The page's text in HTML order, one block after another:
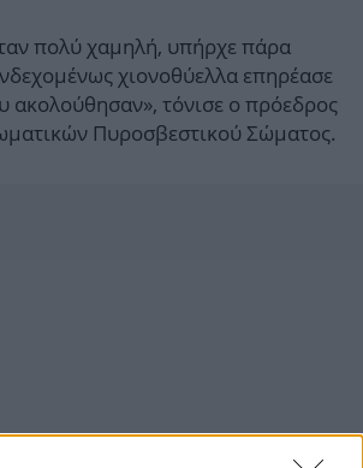
πολύ χαμηλή, υπήρχε πάρα
χιονοθύελλα επηρέασε
ακολούθησαν», τόνισε ο πρόεδρος
Πυροσβεστικού Σώματος.